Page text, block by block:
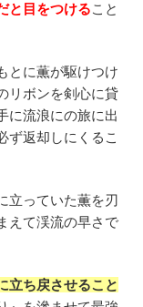
と目をつけること
とに薫が駆けつけ
リボンを剣心に貸
に流浪にの旅に出
ず返却しにくるこ
立っていた薫を刃
えて渓流の早さで
立ち戻させること